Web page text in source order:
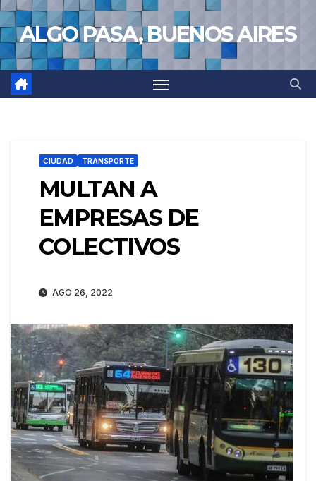
Saltar
al
contenido
ALGO PASA, BUENOS AIRES
CIUDAD TRANSPORTE
MULTAN A
EMPRESAS DE
COLECTIVOS
AGO 26, 2022